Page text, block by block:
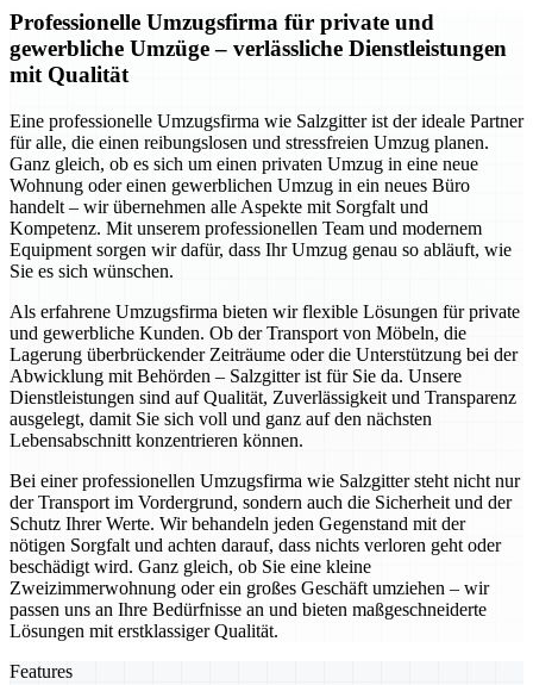
Professionelle Umzugsfirma für private und
gewerbliche Umzüge – verlässliche Dienstleistungen
mit Qualität
Eine professionelle Umzugsfirma wie Salzgitter ist der ideale Partner
für alle, die einen reibungslosen und stressfreien Umzug planen.
Ganz gleich, ob es sich um einen privaten Umzug in eine neue
Wohnung oder einen gewerblichen Umzug in ein neues Büro
handelt – wir übernehmen alle Aspekte mit Sorgfalt und
Kompetenz. Mit unserem professionellen Team und modernem
Equipment sorgen wir dafür, dass Ihr Umzug genau so abläuft, wie
Sie es sich wünschen.
Als erfahrene Umzugsfirma bieten wir flexible Lösungen für private
und gewerbliche Kunden. Ob der Transport von Möbeln, die
Lagerung überbrückender Zeiträume oder die Unterstützung bei der
Abwicklung mit Behörden – Salzgitter ist für Sie da. Unsere
Dienstleistungen sind auf Qualität, Zuverlässigkeit und Transparenz
ausgelegt, damit Sie sich voll und ganz auf den nächsten
Lebensabschnitt konzentrieren können.
Bei einer professionellen Umzugsfirma wie Salzgitter steht nicht nur
der Transport im Vordergrund, sondern auch die Sicherheit und der
Schutz Ihrer Werte. Wir behandeln jeden Gegenstand mit der
nötigen Sorgfalt und achten darauf, dass nichts verloren geht oder
beschädigt wird. Ganz gleich, ob Sie eine kleine
Zweizimmerwohnung oder ein großes Geschäft umziehen – wir
passen uns an Ihre Bedürfnisse an und bieten maßgeschneiderte
Lösungen mit erstklassiger Qualität.
Features